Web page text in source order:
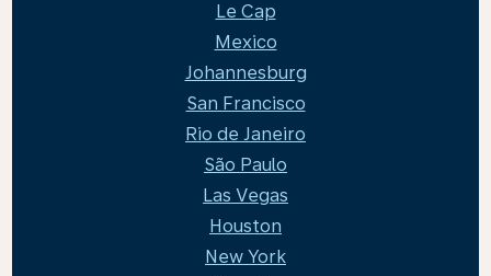
Le Cap
Mexico
Johannesburg
San Francisco
Rio de Janeiro
São Paulo
Las Vegas
Houston
New York